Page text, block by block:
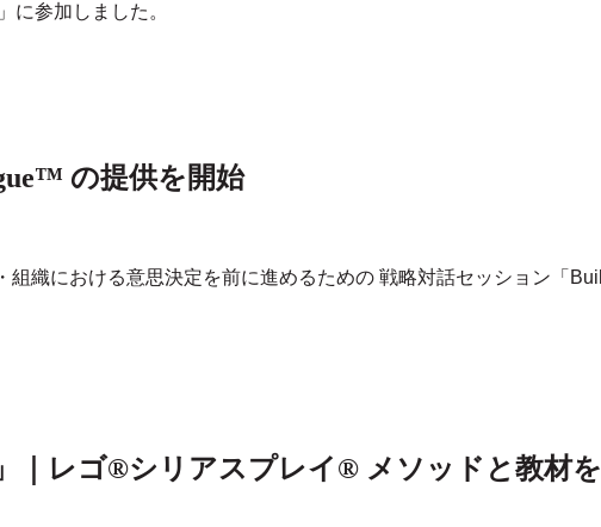
に参加しました。
の提供を開始
組織における意思決定を前に進めるための 戦略対話セッション「
｜レゴ®シリアスプレイ® メソッドと教材